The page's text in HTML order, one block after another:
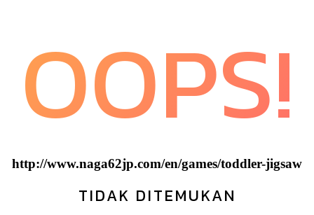
OOPS!
http://www.naga62jp.com/en/games/toddler-jigsaw
TIDAK DITEMUKAN